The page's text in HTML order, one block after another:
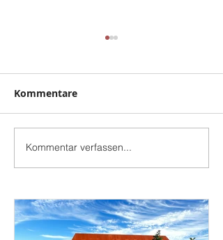
FROHES FEST
Kommentare
Kommentar verfassen...